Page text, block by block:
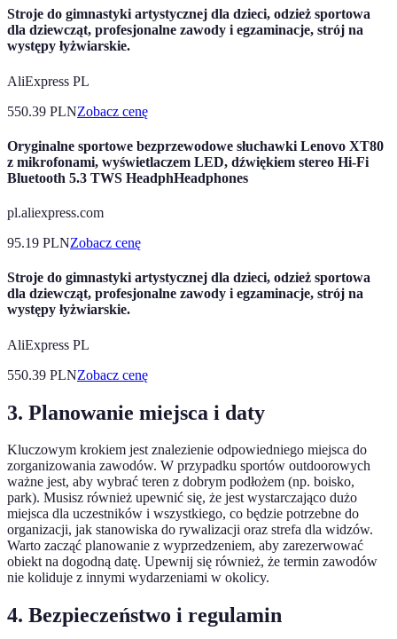
Stroje do gimnastyki artystycznej dla dzieci, odzież sportowa
dla dziewcząt, profesjonalne zawody i egzaminacje, strój na
występy łyżwiarskie.
AliExpress PL
550.39 PLNZobacz cenę
Oryginalne sportowe bezprzewodowe słuchawki Lenovo XT80
z mikrofonami, wyświetlaczem LED, dźwiękiem stereo Hi-Fi
Bluetooth 5.3 TWS HeadphHeadphones
pl.aliexpress.com
95.19 PLNZobacz cenę
Stroje do gimnastyki artystycznej dla dzieci, odzież sportowa
dla dziewcząt, profesjonalne zawody i egzaminacje, strój na
występy łyżwiarskie.
AliExpress PL
550.39 PLNZobacz cenę
3. Planowanie miejsca i daty
Kluczowym krokiem jest znalezienie odpowiedniego miejsca do
zorganizowania zawodów. W przypadku sportów outdoorowych
ważne jest, aby wybrać teren z dobrym podłożem (np. boisko,
park). Musisz również upewnić się, że jest wystarczająco dużo
miejsca dla uczestników i wszystkiego, co będzie potrzebne do
organizacji, jak stanowiska do rywalizacji oraz strefa dla widzów.
Warto zacząć planowanie z wyprzedzeniem, aby zarezerwować
obiekt na dogodną datę. Upewnij się również, że termin zawodów
nie koliduje z innymi wydarzeniami w okolicy.
4. Bezpieczeństwo i regulamin